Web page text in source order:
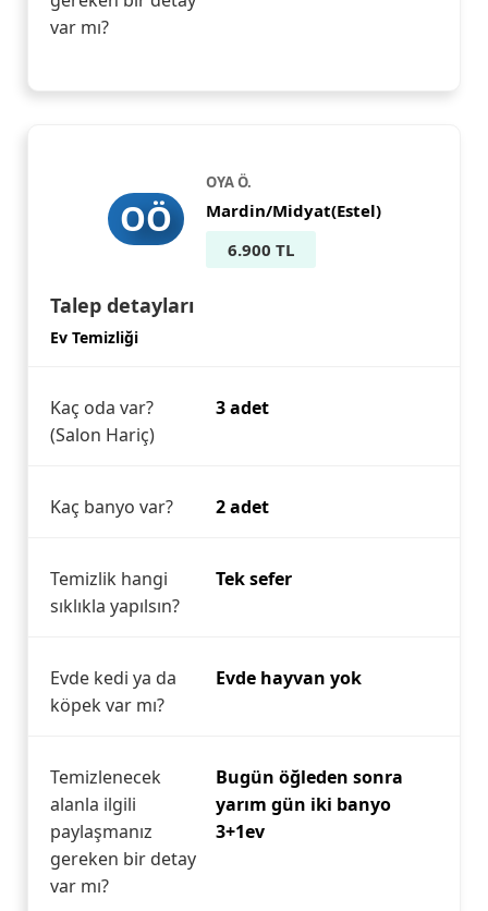
var mı?
OÖ
OYA Ö.
Mardin/Midyat(Estel)
6.900 TL
Talep detayları
Ev Temizliği
Kaç oda var?
(Salon Hariç)
3 adet
Kaç banyo var? 2 adet
Temizlik hangi
sıklıkla yapılsın?
Tek sefer
Evde kedi ya da
köpek var mı?
Evde hayvan yok
Temizlenecek
alanla ilgili
paylaşmanız
gereken bir detay
var mı?
Bugün öğleden sonra
yarım gün iki banyo
3+1ev